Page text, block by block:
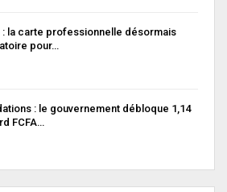
: la carte professionnelle désormais
pour…
: le gouvernement débloque 1,14
FCFA…